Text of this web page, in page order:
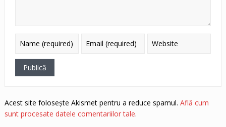
Acest site folosește Akismet pentru a reduce spamul. Află cum
sunt procesate datele comentariilor tale.